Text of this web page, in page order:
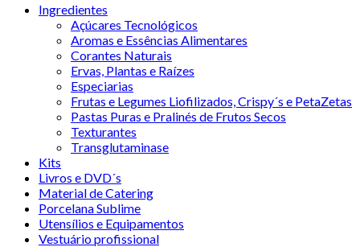
Ingredientes
Açúcares Tecnológicos
Aromas e Essências Alimentares
Corantes Naturais
Ervas, Plantas e Raízes
Especiarias
Frutas e Legumes Liofilizados, Crispy´s e PetaZetas
Pastas Puras e Pralinés de Frutos Secos
Texturantes
Transglutaminase
Kits
Livros e DVD´s
Material de Catering
Porcelana Sublime
Utensílios e Equipamentos
Vestuário profissional